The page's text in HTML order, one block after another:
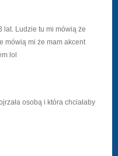
lat. Ludzie tu mi mówią że
mówią mi że mam akcent
lol
osobą i która chciałaby